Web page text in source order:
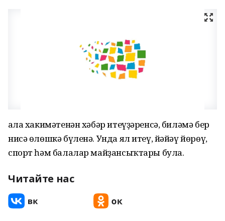
Ҡала хакимәтенән хәбәр итеүҙәренсә, биләмә бер
нисә өлөшкә бүленә. Унда ял итеү, йәйәү йөрөү,
спорт һәм балалар майҙансыҡтары була.
Читайте нас